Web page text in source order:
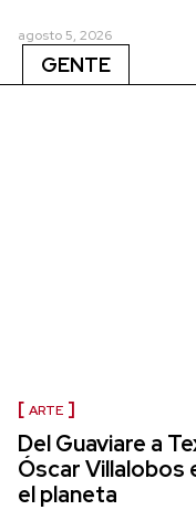
agosto 5, 2026
GENTE
ARTE
Del Guaviare a
Óscar Villalobos
el planeta